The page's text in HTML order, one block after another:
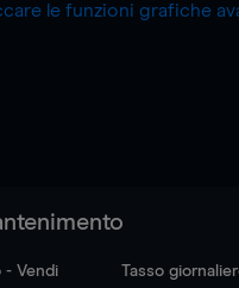
le funzioni grafiche
- Vendi Tasso